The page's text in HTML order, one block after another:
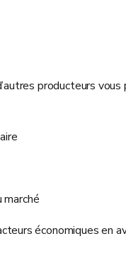
producteurs
économiques en